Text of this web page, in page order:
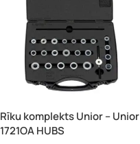
Rīku komplekts Unior – Unior
1721OA HUBS